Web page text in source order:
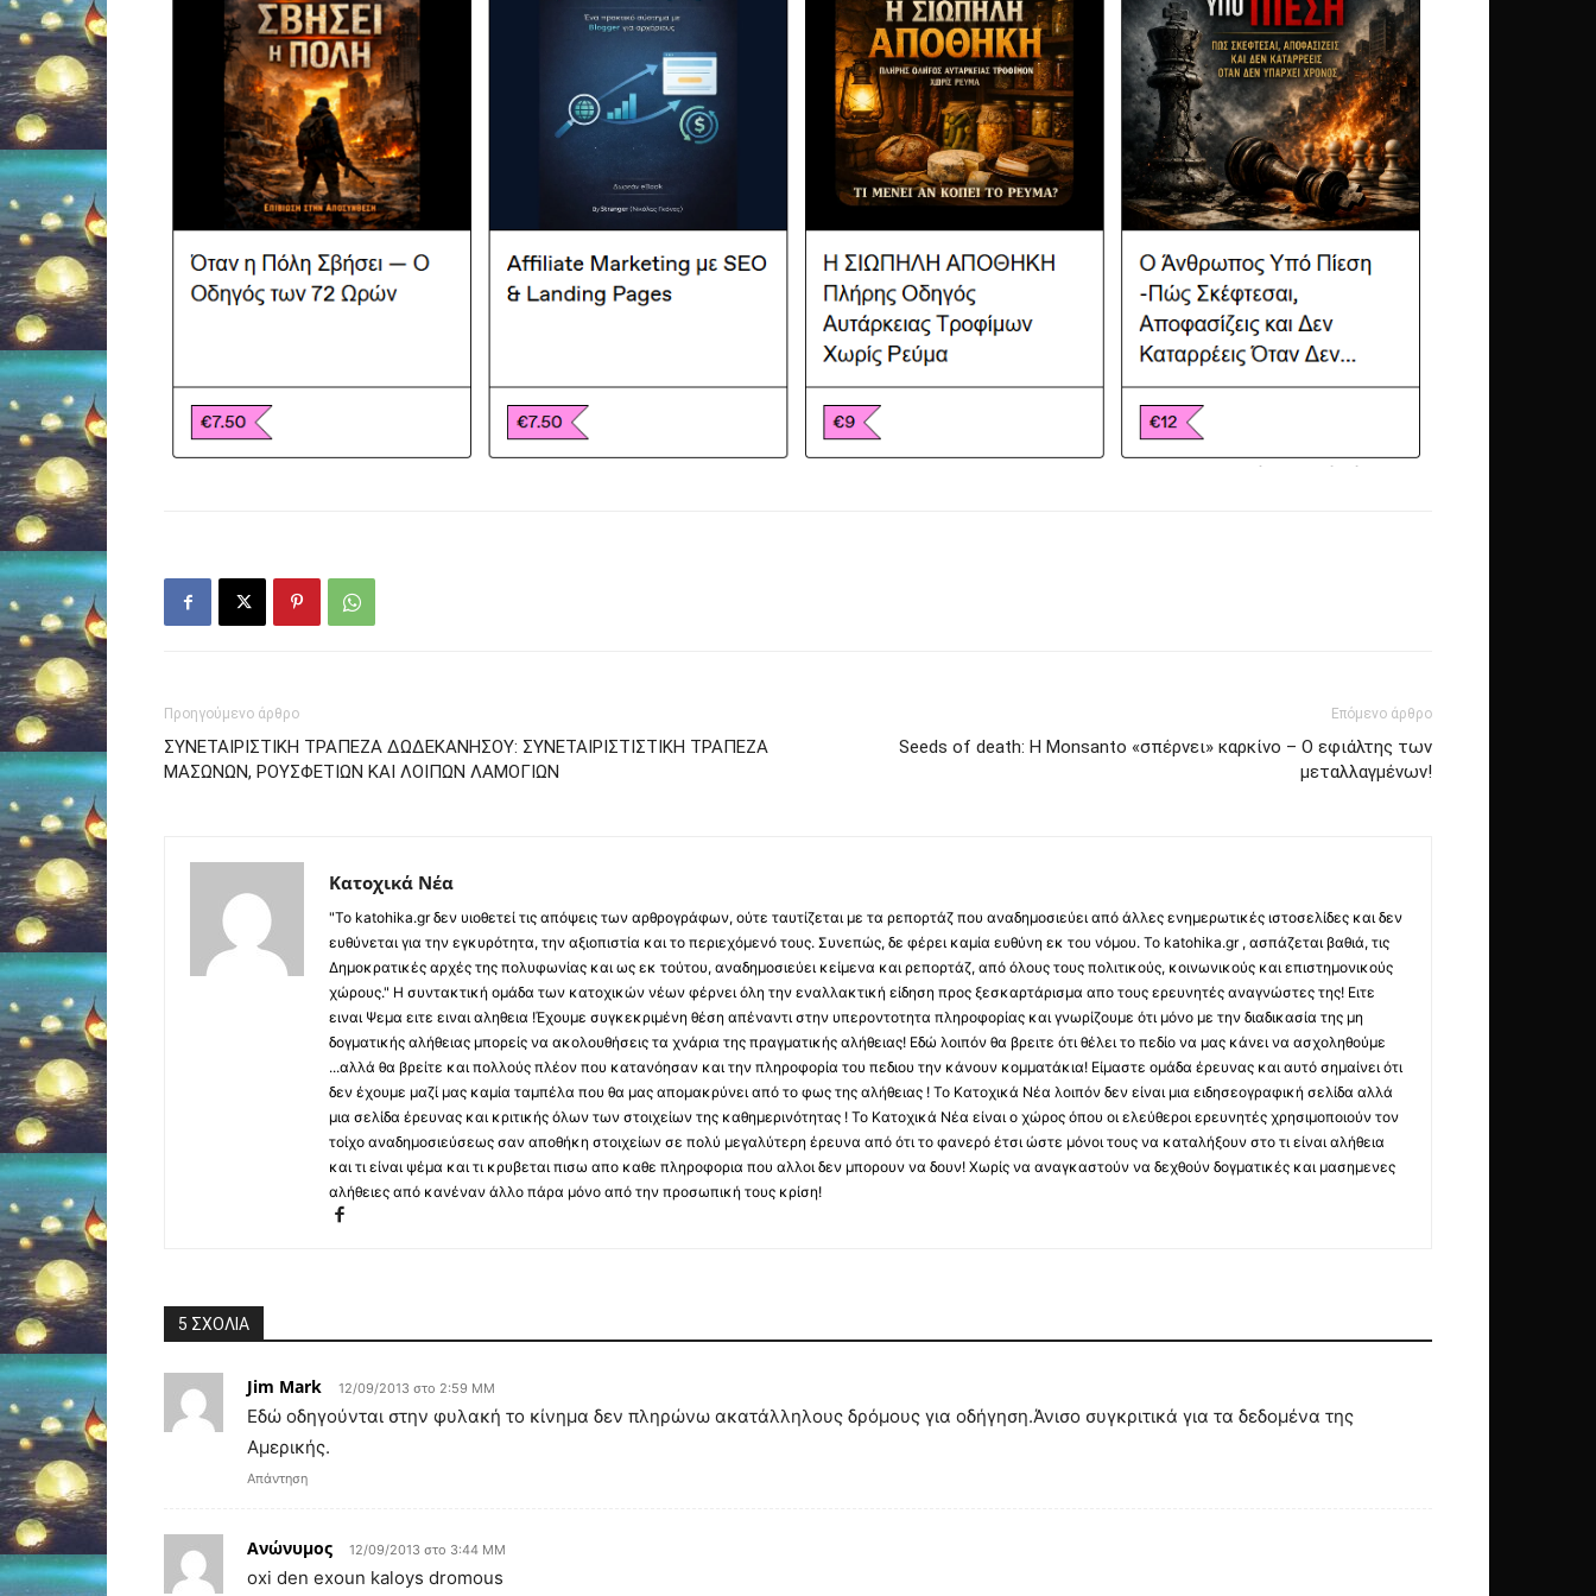
Προηγούμενο άρθρο
ΣΥΝΕΤΑΙΡΙΣΤΙΚΗ ΤΡΑΠΕΖΑ ΔΩΔΕΚΑΝΗΣΟΥ: ΣΥΝΕΤΑΙΡΙΣΤΙΣΤΙΚΗ ΤΡΑΠΕΖΑ
ΜΑΣΩΝΩΝ, ΡΟΥΣΦΕΤΙΩΝ ΚΑΙ ΛΟΙΠΩΝ ΛΑΜΟΓΙΩΝ
Επόμενο άρθρο
Seeds of death: Η Monsanto «σπέρνει» καρκίνο – Ο εφιάλτης των
μεταλλαγμένων!
Κατοχικά Νέα
"Το katohika.gr δεν υιοθετεί τις απόψεις των αρθρογράφων, ούτε ταυτίζεται με τα ρεπορτάζ που αναδημοσιεύει από άλλες ενημερωτικές ιστοσελίδες και δεν
ευθύνεται για την εγκυρότητα, την αξιοπιστία και το περιεχόμενό τους. Συνεπώς, δε φέρει καμία ευθύνη εκ του νόμου. Το katohika.gr , ασπάζεται βαθιά, τις
Δημοκρατικές αρχές της πολυφωνίας και ως εκ τούτου, αναδημοσιεύει κείμενα και ρεπορτάζ, από όλους τους πολιτικούς, κοινωνικούς και επιστημονικούς
χώρους." Η συντακτική ομάδα των κατοχικών νέων φέρνει όλη την εναλλακτική είδηση προς ξεσκαρτάρισμα απο τους ερευνητές αναγνώστες της! Ειτε
ειναι Ψεμα ειτε ειναι αληθεια !Έχουμε συγκεκριμένη θέση απέναντι στην υπεροντοτητα πληροφορίας και γνωρίζουμε ότι μόνο με την διαδικασία της μη
δογματικής αλήθειας μπορείς να ακολουθήσεις τα χνάρια της πραγματικής αλήθειας! Εδώ λοιπόν θα βρειτε ότι θέλει το πεδίο να μας κάνει να ασχοληθούμε
...αλλά θα βρείτε και πολλούς πλέον που κατανόησαν και την πληροφορία του πεδιου την κάνουν κομματάκια! Είμαστε ομάδα έρευνας και αυτό σημαίνει ότι
δεν έχουμε μαζί μας καμία ταμπέλα που θα μας απομακρύνει από το φως της αλήθειας ! Το Κατοχικά Νέα λοιπόν δεν είναι μια ειδησεογραφική σελίδα αλλά
μια σελίδα έρευνας και κριτικής όλων των στοιχείων της καθημερινότητας ! Το Κατοχικά Νέα είναι ο χώρος όπου οι ελεύθεροι ερευνητές χρησιμοποιούν τον
τοίχο αναδημοσιεύσεως σαν αποθήκη στοιχείων σε πολύ μεγαλύτερη έρευνα από ότι το φανερό έτσι ώστε μόνοι τους να καταλήξουν στο τι είναι αλήθεια
και τι είναι ψέμα και τι κρυβεται πισω απο καθε πληροφορια που αλλοι δεν μπορουν να δουν! Χωρίς να αναγκαστούν να δεχθούν δογματικές και μασημενες
αλήθειες από κανέναν άλλο πάρα μόνο από την προσωπική τους κρίση!
5 ΣΧΟΛΙΑ
Jim Mark 12/09/2013 στο 2:59 ΜΜ
Εδώ οδηγούνται στην φυλακή το κίνημα δεν πληρώνω ακατάλληλους δρόμους για οδήγηση.Άνισο συγκριτικά για τα δεδομένα της
Αμερικής.
Απάντηση
Ανώνυμος 12/09/2013 στο 3:44 ΜΜ
oxi den exoun kaloys dromous